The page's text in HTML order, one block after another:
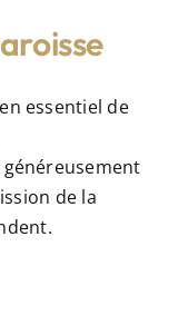
essentiel de
de la